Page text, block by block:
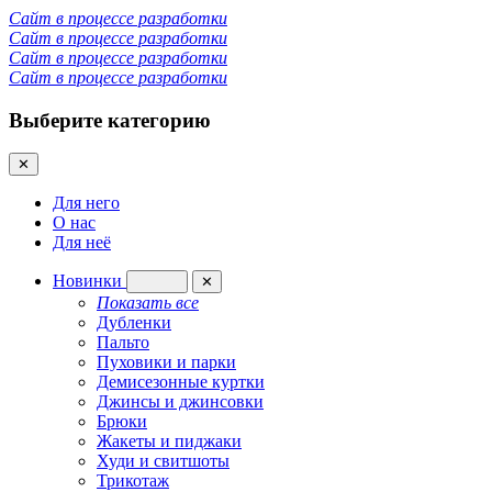
Сайт в процессе разработки
Сайт в процессе разработки
Сайт в процессе разработки
Сайт в процессе разработки
Выберите категорию
✕
Для него
О нас
Для неё
Новинки ✕
Показать все
Дубленки
Пальто
Пуховики и парки
Демисезонные куртки
Джинсы и джинсовки
Брюки
Жакеты и пиджаки
Худи и свитшоты
Трикотаж